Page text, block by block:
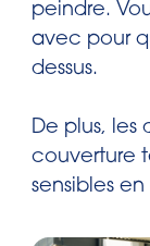
peindre.
avec pour
dessus.
De plus, les
couverture
sensibles